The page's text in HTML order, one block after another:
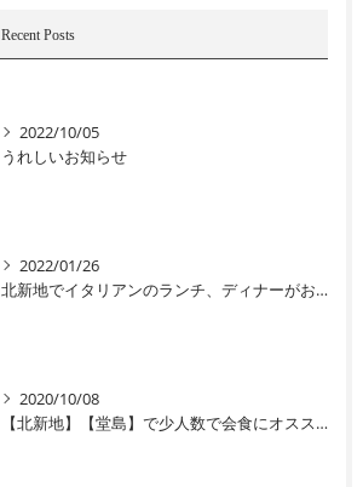
Recent Posts
2022/10/05
うれしいお知らせ
2022/01/26
北新地でイタリアンのランチ、ディナーがおすすめユニコ
2020/10/08
【北新地】【堂島】で少人数で会食にオススメなイタリアン